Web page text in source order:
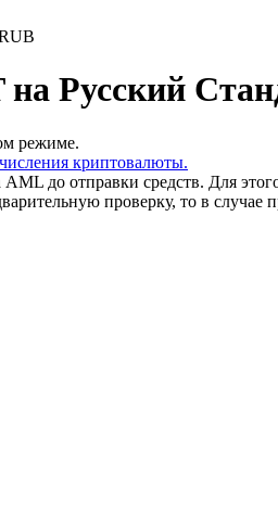
Русский
режиме.
криптовалюты.
до отправки средств. Для
проверку, то в